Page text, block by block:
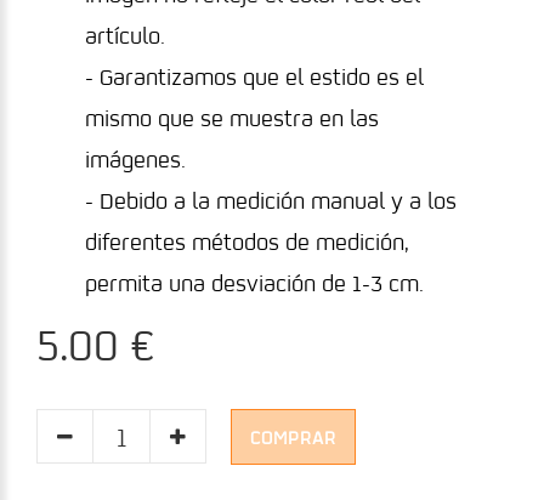
artículo.
- Garantizamos que el estido es el
mismo que se muestra en las
imágenes.
- Debido a la medición manual y a los
diferentes métodos de medición,
permita una desviación de 1-3 cm.
5.00 €
COMPRAR